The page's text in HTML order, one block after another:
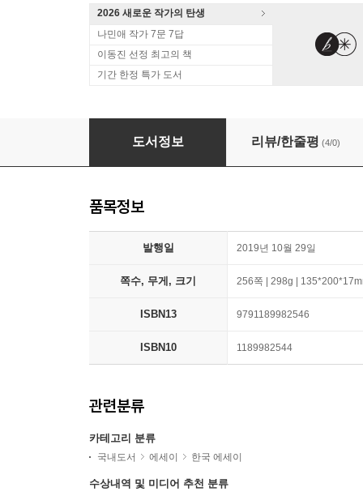
2026 새로운 작가의 탄생
나민애 작가 7문 7답
이동진 선정 최고의 책
기간 한정 특가 도서
깊이에 눈뜨는 시간
도서정보 리뷰/한줄평 (4/0)
품목정보
발행일 2019년 10월 29일
쪽수, 무게, 크기 256쪽 | 298g |
ISBN13 9791189982546
ISBN10 1189982544
관련분류
카테고리 분류
국내도서 에세이 한국 에세이
수상내역 및 미디어 추천 분류